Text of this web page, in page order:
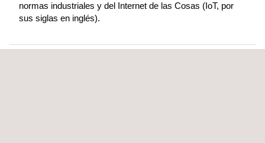
normas industriales y del Internet de las Cosas (IoT, por
sus siglas en inglés).